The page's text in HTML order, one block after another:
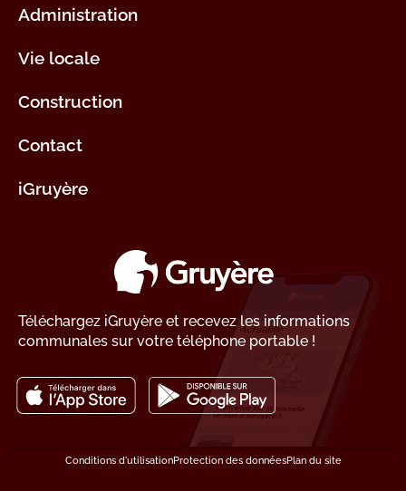
Administration
Vie locale
Construction
Contact
iGruyère
Téléchargez iGruyère et recevez les informations
communales sur votre téléphone portable !
Conditions d'utilisationProtection des donnéesPlan du site